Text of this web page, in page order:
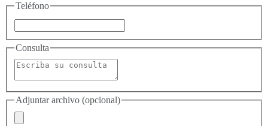
Teléfono
Consulta
Adjuntar archivo (opcional)